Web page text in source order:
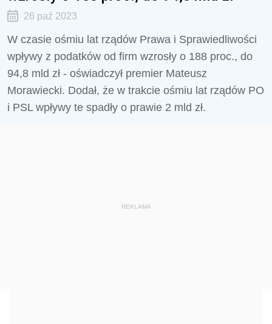
26 paź 2023
W czasie ośmiu lat rządów Prawa i Sprawiedliwości
wpływy z podatków od firm wzrosły o 188 proc., do
94,8 mld zł - oświadczył premier Mateusz
Morawiecki. Dodał, że w trakcie ośmiu lat rządów PO
i PSL wpływy te spadły o prawie 2 mld zł.
REKLAMA